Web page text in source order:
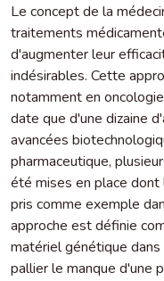
Le concept de la
traitements
d'augmenter leur
indésirables. Cette
notamment en
date que d'une dizaine
avancées
pharmaceutique,
été mises en place dont
pris comme exemple
approche est définie
matériel génétique
pallier le manque d'une